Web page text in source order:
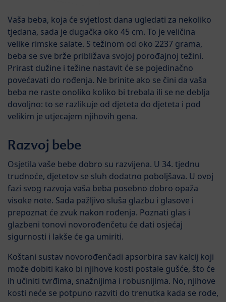
Vaša beba, koja će svjetlost dana ugledati za nekoliko
tjedana, sada je dugačka oko 45 cm. To je veličina
velike rimske salate. S težinom od oko 2237 grama,
beba se sve brže približava svojoj porođajnoj težini.
Prirast dužine i težine nastavit će se pojedinačno
povećavati do rođenja. Ne brinite ako se čini da vaša
beba ne raste onoliko koliko bi trebala ili se ne deblja
dovoljno: to se razlikuje od djeteta do djeteta i pod
velikim je utjecajem njihovih gena.
Razvoj bebe
Osjetila vaše bebe dobro su razvijena. U 34. tjednu
trudnoće, djetetov se sluh dodatno poboljšava. U ovoj
fazi svog razvoja vaša beba posebno dobro opaža
visoke note. Sada pažljivo sluša glazbu i glasove i
prepoznat će zvuk nakon rođenja. Poznati glas i
glazbeni tonovi novorođenčetu će dati osjećaj
sigurnosti i lakše će ga umiriti.
Koštani sustav novorođenčadi apsorbira sav kalcij koji
može dobiti kako bi njihove kosti postale gušće, što će
ih učiniti tvrđima, snažnijima i robusnijima. No, njihove
kosti neće se potpuno razviti do trenutka kada se rode,